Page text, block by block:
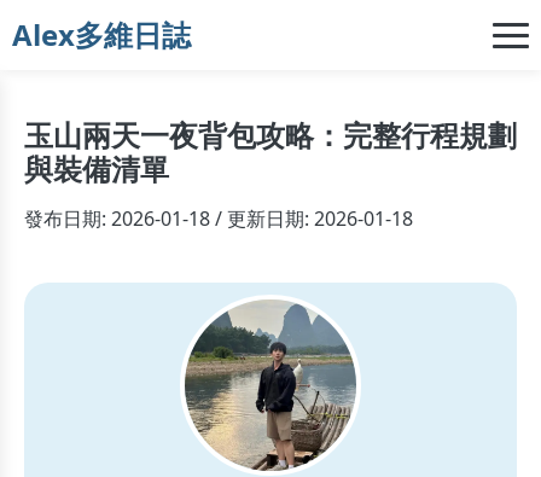
Alex多維日誌
玉山兩天一夜背包攻略：完整行程規劃
與裝備清單
發布日期: 2026-01-18 / 更新日期: 2026-01-18